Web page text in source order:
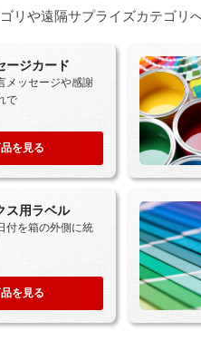
リや遠隔サプライズカテゴリ
ージカード
メッセージや感謝
で
を見る
ス用ラベル
付を箱の外側に統
を見る